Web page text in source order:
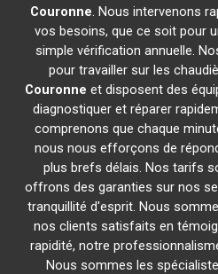
Couronne. Nous intervenons
vos besoins, que ce soit pour
simple vérification annuelle.
pour travailler sur les
Couronne et disposent des
diagnostiquer et réparer
comprenons que chaque
nous nous efforçons de
plus brefs délais. Nos tarifs
offrons des garanties sur nos
tranquillité d'esprit. Nous
nos clients satisfaits en
rapidité, notre
Nous sommes les